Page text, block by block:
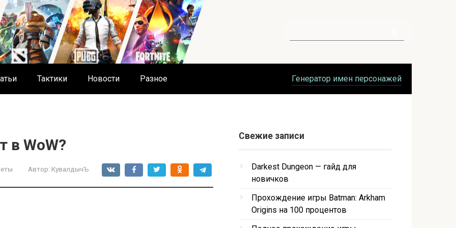
Тактики Новости Разное Генератор имен персонажей
в WoW?
Автор: КувалдычЪ
Свежие записи
Darkest Dungeon — гайд для
новичков
Прохождение игры Batman: Arkham
Origins на 100 процентов